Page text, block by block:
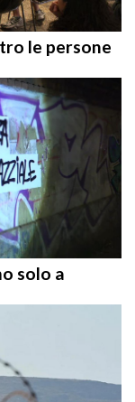
le persone
solo a